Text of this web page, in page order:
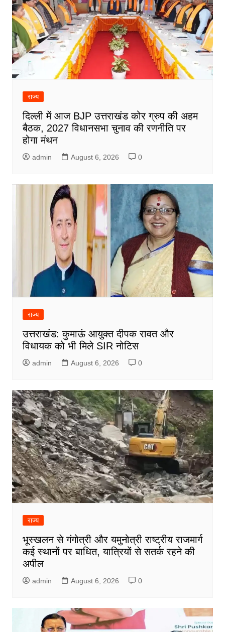
राज्य
दिल्ली में आज BJP उत्तराखंड कोर ग्रुप की अहम
बैठक, 2027 विधानसभा चुनाव की रणनीति पर
होगा मंथन
admin August 6, 2026 0
राज्य
उत्तराखंड: कुमाऊं आयुक्त दीपक रावत और
विधायक को भी मिले SIR नोटिस
admin August 6, 2026 0
राज्य
भूस्खलन से गंगोत्री और यमुनोत्री राष्ट्रीय राजमार्ग
कई स्थानों पर बाधित, यात्रियों से सतर्क रहने की
अपील
admin August 6, 2026 0